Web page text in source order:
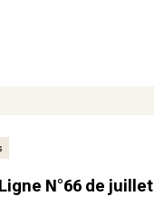
N°66 de juillet